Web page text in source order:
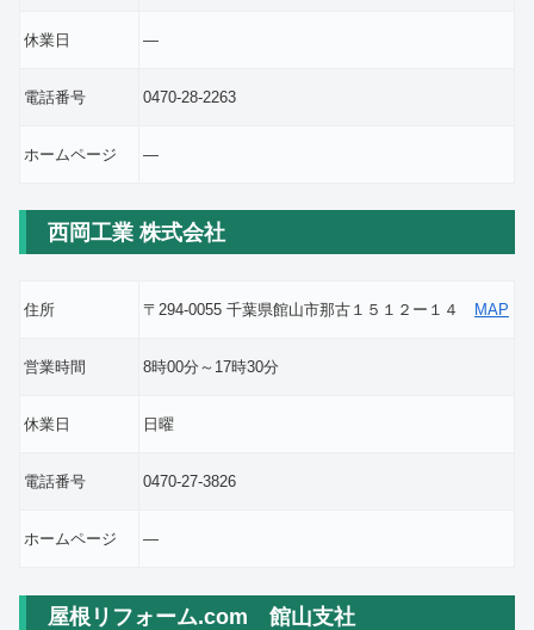
休業日 ―
電話番号 0470-28-2263
ホームページ ―
西岡工業 株式会社
住所 〒294-0055 千葉県館山市那古１５１２ー１４ MAP
営業時間 8時00分～17時30分
休業日 日曜
電話番号 0470-27-3826
ホームページ ―
屋根リフォーム.com 館山支社